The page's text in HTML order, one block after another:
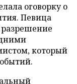
оговорку о
Певица
который